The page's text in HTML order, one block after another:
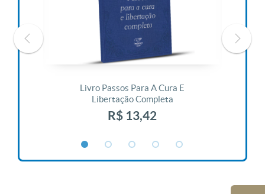
Livro Passos Para A Cura E
Libertação Completa
R$ 13,42